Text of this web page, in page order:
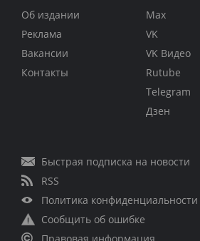
Об издании
Реклама
Вакансии
Контакты
Max
VK
VK Видео
Rutube
Telegram
Дзен
Быстрая подписка на новости
RSS
Политика конфиденциальности
Сообщить об ошибке